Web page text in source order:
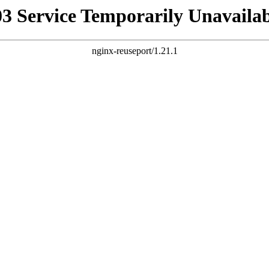
Service Temporarily
nginx-reuseport/1.21.1